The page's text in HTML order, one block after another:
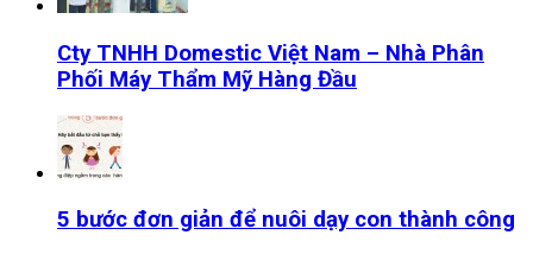
Cty TNHH Domestic Việt Nam – Nhà Phân
Phối Máy Thẩm Mỹ Hàng Đầu
5 bước đơn giản để nuôi dạy con thành công